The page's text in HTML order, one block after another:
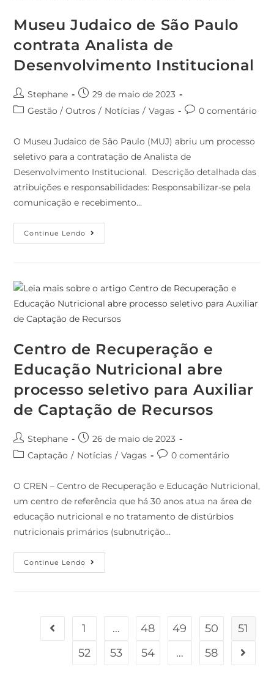
Museu Judaico de São Paulo
contrata Analista de
Desenvolvimento Institucional
Stephane
29 de maio de 2023
Gestão / Outros / Notícias / Vagas 0 comentário
O Museu Judaico de São Paulo (MUJ) abriu um processo
seletivo para a contratação de Analista de
Desenvolvimento Institucional. Descrição detalhada das
atribuições e responsabilidades: Responsabilizar-se pela
comunicação e recebimento…
Continue Lendo
Centro de Recuperação e
Educação Nutricional abre
processo seletivo para Auxiliar
de Captação de Recursos
Stephane
26 de maio de 2023
Captação / Notícias / Vagas 0 comentário
O CREN – Centro de Recuperação e Educação Nutricional,
um centro de referência que há 30 anos atua na área de
educação nutricional e no tratamento de distúrbios
nutricionais primários (subnutrição…
Continue Lendo
1 … 48 49 50
51
52
53 54 … 58